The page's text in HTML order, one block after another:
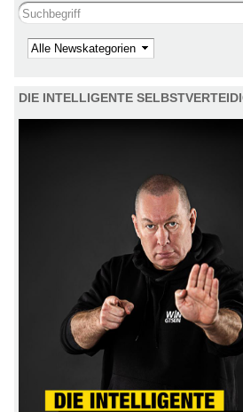
Search this site
Kategorie
DIE INTELLIGENTE